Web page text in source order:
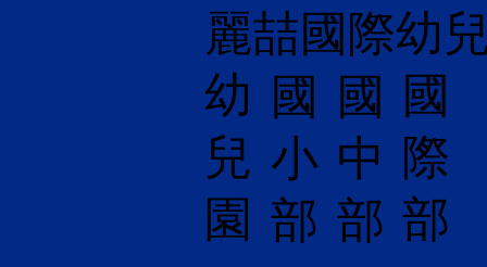
麗喆國際幼
幼
兒
園
​國
小
部
國
中
部
國
際
部